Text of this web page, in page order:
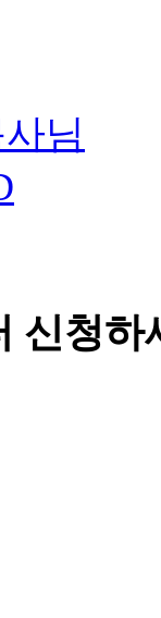
님
신청하